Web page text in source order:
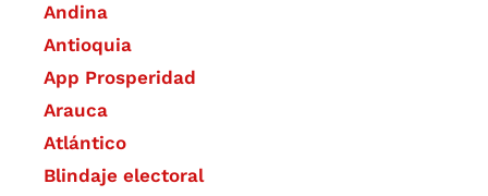
Andina
Antioquia
App Prosperidad
Arauca
Atlántico
Blindaje electoral